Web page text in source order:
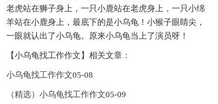
老虎站在狮子身上，一只小鹿站在老虎身上，一只小绵
羊站在小鹿身上，最底下的是小乌龟！小猴子眼睛尖，
一眼就认出了小乌龟。原来小乌龟当上了演员呀！
【小乌龟找工作作文】相关文章：
小乌龟找工作作文05-08
（精选）小乌龟找工作作文05-09